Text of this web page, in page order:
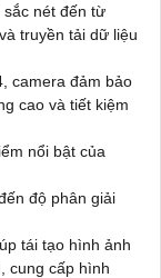
nét đến từ
truyền tải dữ liệu
camera đảm bảo
cao và tiết kiệm
nổi bật của
độ phân giải
tái tạo hình ảnh
cung cấp hình